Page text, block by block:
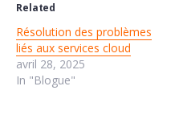
Related
Résolution des problèmes
liés aux services cloud
avril 28, 2025
In "Blogue"